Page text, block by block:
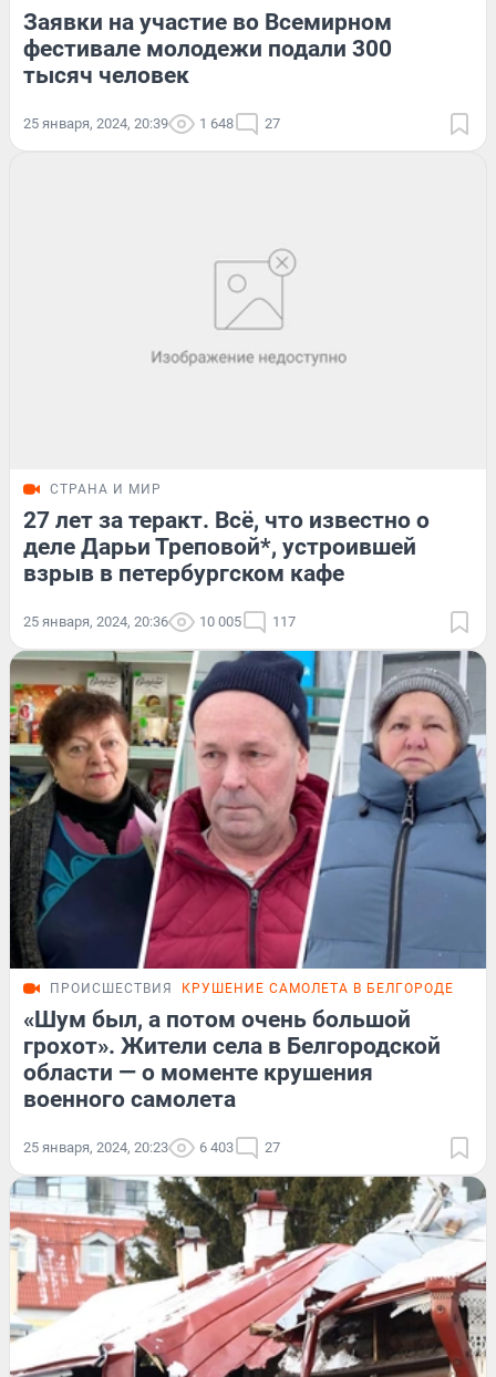
Заявки на участие во Всемирном
фестивале молодежи подали 300
тысяч человек
25 января, 2024, 20:39 1 648 27
СТРАНА И МИР
27 лет за теракт. Всё, что известно о
деле Дарьи Треповой*, устроившей
взрыв в петербургском кафе
25 января, 2024, 20:36 10 005 117
ПРОИСШЕСТВИЯ КРУШЕНИЕ САМОЛЕТА В БЕЛГОРОДЕ
«Шум был, а потом очень большой
грохот». Жители села в Белгородской
области — о моменте крушения
военного самолета
25 января, 2024, 20:23 6 403 27